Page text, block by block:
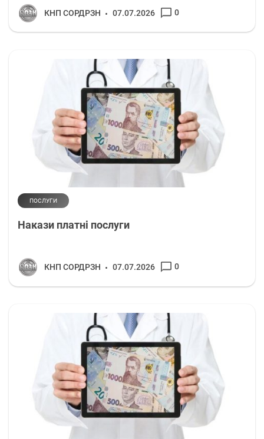
КНП СОРДРЗН 07.07.2026 0
ПОСЛУГИ
Накази платні послуги
КНП СОРДРЗН 07.07.2026 0